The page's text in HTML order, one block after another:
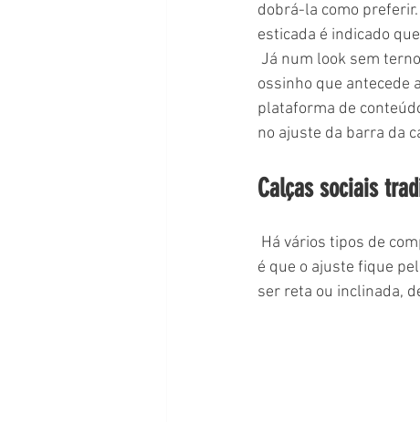
dobrá-la como
esticada é indicado
ossinho que antecede
plataforma de
no ajuste da barra da
Calças sociais
é que o ajuste fique
ser reta ou inclinada,